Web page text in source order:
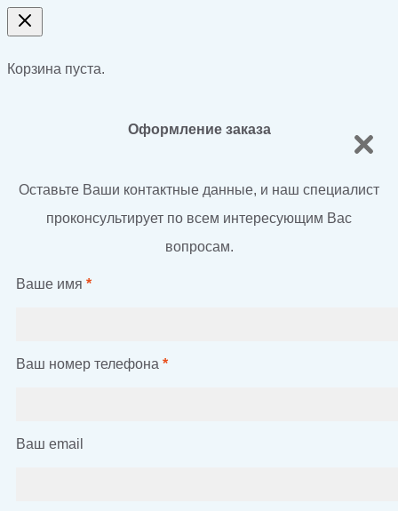
Корзина пуста.
Оформление заказа
Оставьте Ваши контактные данные, и наш специалист
проконсультирует по всем интересующим Вас
вопросам.
Ваше имя *
Ваш номер телефона *
Ваш email